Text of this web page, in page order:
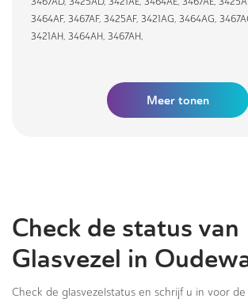
3464AF, 3467AF, 3425AF, 3421AG, 3464AG,
3421AH, 3464AH, 3467AH,
Meer tonen
Check de status van
Glasvezel in
Check de glasvezelstatus en schrijf u in voor